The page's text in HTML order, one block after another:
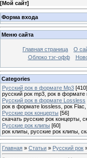
[Мой сайт]
Форма входа
Меню сайта
Главная страница О
Облоко тэг-офф
Categories
Русский рок в формате Mp3 [410]
русский рок mp3, рок в формате
Русский рок в формате Lossless
рок в формате lossless, рок Flac,
Русские рок концерты [56]
скачать русские рок концерты,
Русские рок клипы [60]
рок клипы, русские рок клипы,
Главная » Статьи » Русский рок